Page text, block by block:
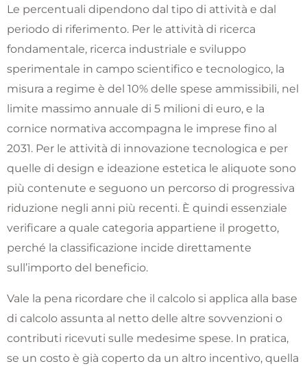
Le percentuali dipendono dal tipo di attività e dal
periodo di riferimento. Per le attività di ricerca
fondamentale, ricerca industriale e sviluppo
sperimentale in campo scientifico e tecnologico, la
misura a regime è del 10% delle spese ammissibili, nel
limite massimo annuale di 5 milioni di euro, e la
cornice normativa accompagna le imprese fino al
2031. Per le attività di innovazione tecnologica e per
quelle di design e ideazione estetica le aliquote sono
più contenute e seguono un percorso di progressiva
riduzione negli anni più recenti. È quindi essenziale
verificare a quale categoria appartiene il progetto,
perché la classificazione incide direttamente
sull’importo del beneficio.
Vale la pena ricordare che il calcolo si applica alla base
di calcolo assunta al netto delle altre sovvenzioni o
contributi ricevuti sulle medesime spese. In pratica,
se un costo è già coperto da un altro incentivo, quella